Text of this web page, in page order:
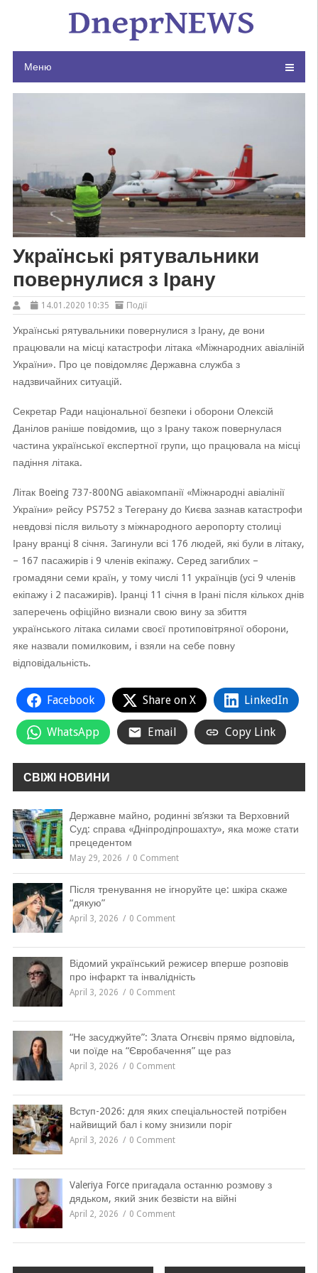
Меню
Українські рятувальники
повернулися з Ірану
14.01.2020 10:35 Події
Українські рятувальники повернулися з Ірану, де вони
працювали на місці катастрофи літака «Міжнародних авіаліній
України». Про це повідомляє Державна служба з
надзвичайних ситуацій.
Секретар Ради національної безпеки і оборони Олексій
Данілов раніше повідомив, що з Ірану також повернулася
частина української експертної групи, що працювала на місці
падіння літака.
Літак Boeing 737-800NG авіакомпанії «Міжнародні авіалінії
України» рейсу PS752 з Тегерану до Києва зазнав катастрофи
невдовзі після вильоту з міжнародного аеропорту столиці
Ірану вранці 8 січня. Загинули всі 176 людей, які були в літаку,
– 167 пасажирів і 9 членів екіпажу. Серед загиблих –
громадяни семи країн, у тому числі 11 українців (усі 9 членів
екіпажу і 2 пасажирів). Іранці 11 січня в Ірані після кількох днів
заперечень офіційно визнали свою вину за збиття
українського літака силами своєї протиповітряної оборони,
яке назвали помилковим, і взяли на себе повну
відповідальність.
Facebook Share on X LinkedIn
WhatsApp Email Copy Link
СВІЖІ НОВИНИ
Державне майно, родинні зв’язки та Верховний
Суд: справа «Дніпродіпрошахту», яка може стати
прецедентом
May 29, 2026 0 Comment
Після тренування не ігноруйте це: шкіра скаже
“дякую”
April 3, 2026 0 Comment
Відомий український режисер вперше розповів
про інфаркт та інвалідність
April 3, 2026 0 Comment
“Не засуджуйте”: Злата Огнєвіч прямо відповіла,
чи поїде на “Євробачення” ще раз
April 3, 2026 0 Comment
Вступ-2026: для яких спеціальностей потрібен
найвищий бал і кому знизили поріг
April 3, 2026 0 Comment
Valeriya Force пригадала останню розмову з
дядьком, який зник безвісти на війні
April 2, 2026 0 Comment